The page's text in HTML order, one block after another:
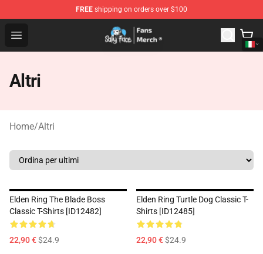
FREE shipping on orders over $100
Open menu
Sally Face Store - Official Sally Face Merchandise Shop
Altri
Home/Altri
Elden Ring The Blade Boss
Classic T-Shirts [ID12482]
22,90 €$24.9
Elden Ring Turtle Dog Classic T-
Shirts [ID12485]
22,90 €$24.9